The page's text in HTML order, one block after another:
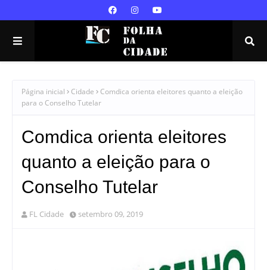
Página inicial Cidade
Comdica orienta eleitores quanto a eleição
para o Conselho Tutelar
Comdica orienta eleitores
quanto a eleição para o
Conselho Tutelar
FL Cidade setembro 09, 2019